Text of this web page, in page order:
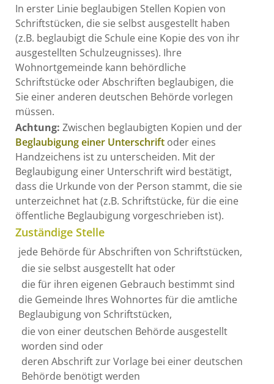
In erster Linie beglaubigen Stellen Kopien von
Schriftstücken, die sie selbst ausgestellt haben
(z.B. beglaubigt die Schule eine Kopie des von ihr
ausgestellten Schulzeugnisses). Ihre
Wohnortgemeinde kann behördliche
Schriftstücke oder Abschriften beglaubigen, die
Sie einer anderen deutschen Behörde vorlegen
müssen.
Achtung: Zwischen beglaubigten Kopien und der
Beglaubigung einer Unterschrift oder eines
Handzeichens ist zu unterscheiden. Mit der
Beglaubigung einer Unterschrift wird bestätigt,
dass die Urkunde von der Person stammt, die sie
unterzeichnet hat (z.B. Schriftstücke, für die eine
öffentliche Beglaubigung vorgeschrieben ist).
Zuständige Stelle
jede Behörde für Abschriften von Schriftstücken,
die sie selbst ausgestellt hat oder
die für ihren eigenen Gebrauch bestimmt sind
die Gemeinde Ihres Wohnortes für die amtliche
Beglaubigung von Schriftstücken,
die von einer deutschen Behörde ausgestellt
worden sind oder
deren Abschrift zur Vorlage bei einer deutschen
Behörde benötigt werden